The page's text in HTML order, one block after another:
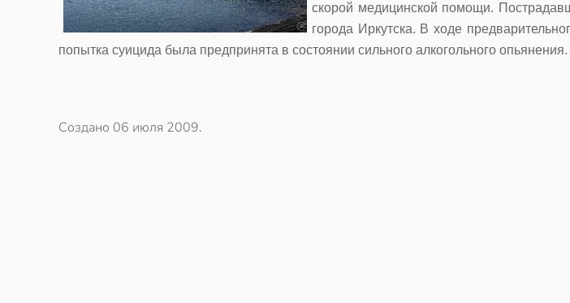
скорой медицинской помощи.
города Иркутска. В ходе
попытка суицида была предпринята в состоянии сильного алкогольного опьянения.
Создано 06 июля 2009.